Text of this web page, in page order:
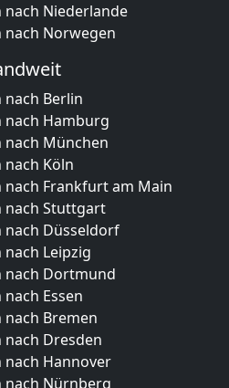
nach Niederlande
nach Norwegen
nach Berlin
nach Hamburg
nach München
nach Köln
nach Frankfurt am Main
nach Stuttgart
nach Düsseldorf
Leipzig
nach Dortmund
Essen
nach Bremen
nach Dresden
nach Hannover
nach Nürnberg